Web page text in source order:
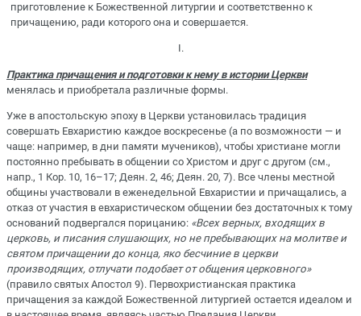
приготовление к Божественной литургии и соответственно к
причащению, ради которого она и совершается.
I.
Практика причащения и подготовки к нему в истории Церкви
менялась и приобретала различные формы.
Уже в апостольскую эпоху в Церкви установилась традиция
совершать Евхаристию каждое воскресенье (а по возможности — и
чаще: например, в дни памяти мучеников), чтобы христиане могли
постоянно пребывать в общении со Христом и друг с другом (см.,
напр., 1 Кор. 10, 16–17; Деян. 2, 46; Деян. 20, 7). Все члены местной
общины участвовали в еженедельной Евхаристии и причащались, а
отказ от участия в евхаристическом общении без достаточных к тому
оснований подвергался порицанию: «Всех верных, входящих в
церковь, и писания слушающих, но не пребывающих на молитве и
святом причащении до конца, яко бесчиние в церкви
производящих, отлучати подобает от общения церковного»
(правило святых Апостол 9). Первохристианская практика
причащения за каждой Божественной литургией остается идеалом и